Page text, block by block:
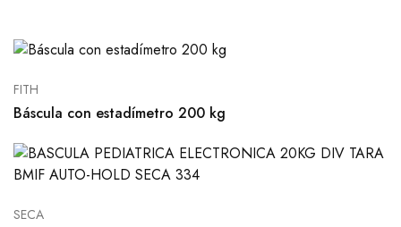
FITH
Báscula con estadímetro 200 kg
SECA